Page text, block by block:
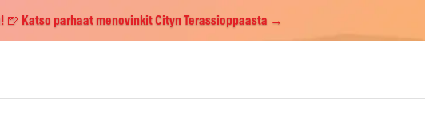
🍺 Katso parhaat menovinkit Cityn Terassioppaasta →